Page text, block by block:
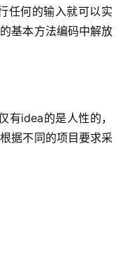
任何的输入就可以实
基本方法编码中解放
有idea的是人性的，
据不同的项目要求采